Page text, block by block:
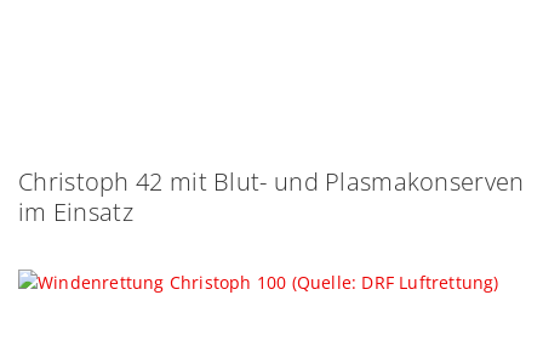
Christoph 42 mit Blut- und Plasmakonserven
im Einsatz